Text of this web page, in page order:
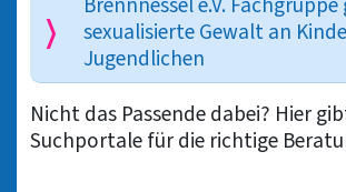
sexualisierte Gewalt an
Jugendlichen
Nicht das Passende dabei? Hier
Suchportale für die richtige